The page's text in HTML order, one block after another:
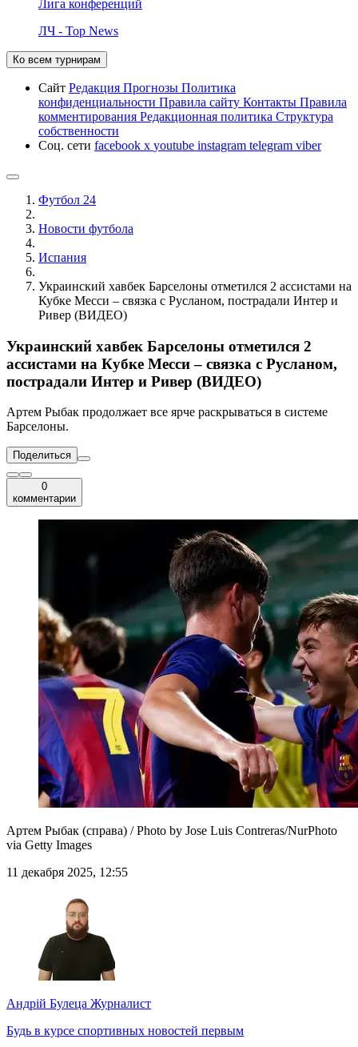
Лига конференций
ЛЧ - Top News
Ко всем турнирам
Сайт Редакция Прогнозы Политика
конфиденциальности Правила сайту Контакты Правила
комментирования Редакционная политика Структура
собственности
Соц. сети facebook x youtube instagram telegram viber
Футбол 24
Новости футбола
Испания
Украинский хавбек Барселоны отметился 2 ассистами на
Кубке Месси – связка с Русланом, пострадали Интер и
Ривер (ВИДЕО)
Украинский хавбек Барселоны отметился 2
ассистами на Кубке Месси – связка с Русланом,
пострадали Интер и Ривер (ВИДЕО)
Артем Рыбак продолжает все ярче раскрываться в системе
Барселоны.
Поделиться
0
комментарии
Артем Рыбак (справа) / Photo by Jose Luis Contreras/NurPhoto
via Getty Images
11 декабря 2025, 12:55
Андрій Булеца Журналист
Будь в курсе спортивных новостей первым